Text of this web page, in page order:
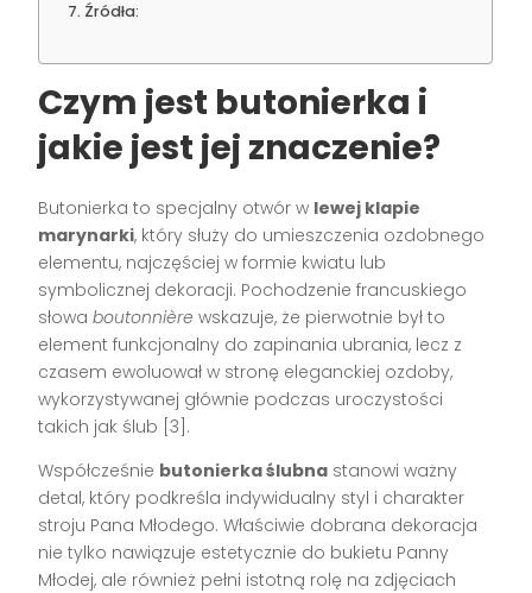
Źródła:
Czym jest butonierka i
jakie jest jej znaczenie?
Butonierka to specjalny otwór w lewej klapie
marynarki, który służy do umieszczenia ozdobnego
elementu, najczęściej w formie kwiatu lub
symbolicznej dekoracji. Pochodzenie francuskiego
słowaboutonnière wskazuje, że pierwotnie był to
element funkcjonalny do zapinania ubrania, lecz z
czasem ewoluował w stronę eleganckiej ozdoby,
wykorzystywanej głównie podczas uroczystości
takich jak ślub [3] .
Współcześnie butonierka ślubna stanowi ważny
detal, który podkreśla indywidualny styl i charakter
stroju Pana Młodego. Właściwie dobrana dekoracja
nie tylko nawiązuje estetycznie do bukietu Panny
Młodej, ale również pełni istotną rolę na zdjęciach